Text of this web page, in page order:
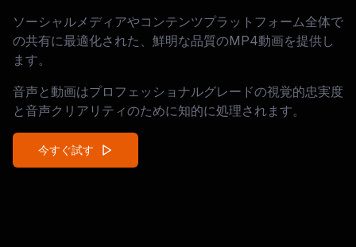
ソーシャルメディアやコンテンツプラットフォーム全体で
の共有に最適化された、鮮明な品質のMP4動画を提供し
ます。
音声と動画はプロフェッショナルグレードの視覚的忠実度
と音声クリアリティのために知的に処理されます。
今すぐ試す